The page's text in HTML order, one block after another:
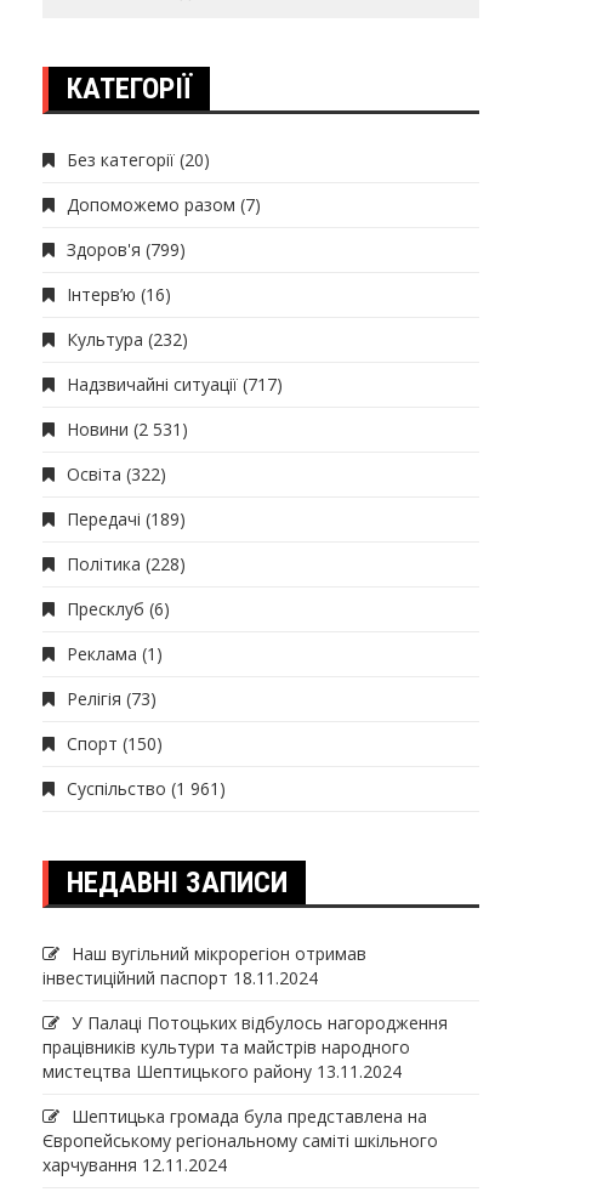
КАТЕГОРІЇ
Без категорії (20)
Допоможемо разом (7)
Здоров'я (799)
Інтерв’ю (16)
Культура (232)
Надзвичайні ситуації (717)
Новини (2 531)
Освіта (322)
Передачі (189)
Політика (228)
Пресклуб (6)
Реклама (1)
Релігія (73)
Спорт (150)
Суспільство (1 961)
НЕДАВНІ ЗАПИСИ
Наш вугільний мікрорегіон отримав
інвеcтиційний паспорт 18.11.2024
У Палаці Потоцьких відбулось нагородження
працівників культури та майстрів народного
мистецтва Шептицького району 13.11.2024
Шептицька громада була представлена на
Європейському регіональному саміті шкільного
харчування 12.11.2024